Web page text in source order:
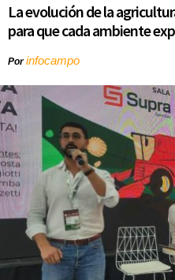
La evolución de la
para que cada ambiente
Porinfocampo